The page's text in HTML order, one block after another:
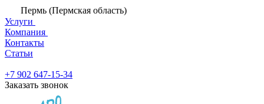
Пермь (Пермская область)
Услуги
Компания
Контакты
Статьи
+7 902 647-15-34
Заказать звонок